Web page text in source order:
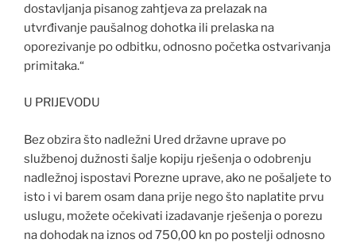
dostavljanja pisanog zahtjeva za prelazak na
utvrđivanje paušalnog dohotka ili prelaska na
oporezivanje po odbitku, odnosno početka ostvarivanja
primitaka.“
U PRIJEVODU
Bez obzira što nadležni Ured državne uprave po
službenoj dužnosti šalje kopiju rješenja o odobrenju
nadležnoj ispostavi Porezne uprave, ako ne pošaljete to
isto i vi barem osam dana prije nego što naplatite prvu
uslugu, možete očekivati izadavanje rješenja o porezu
na dohodak na iznos od 750,00 kn po postelji odnosno